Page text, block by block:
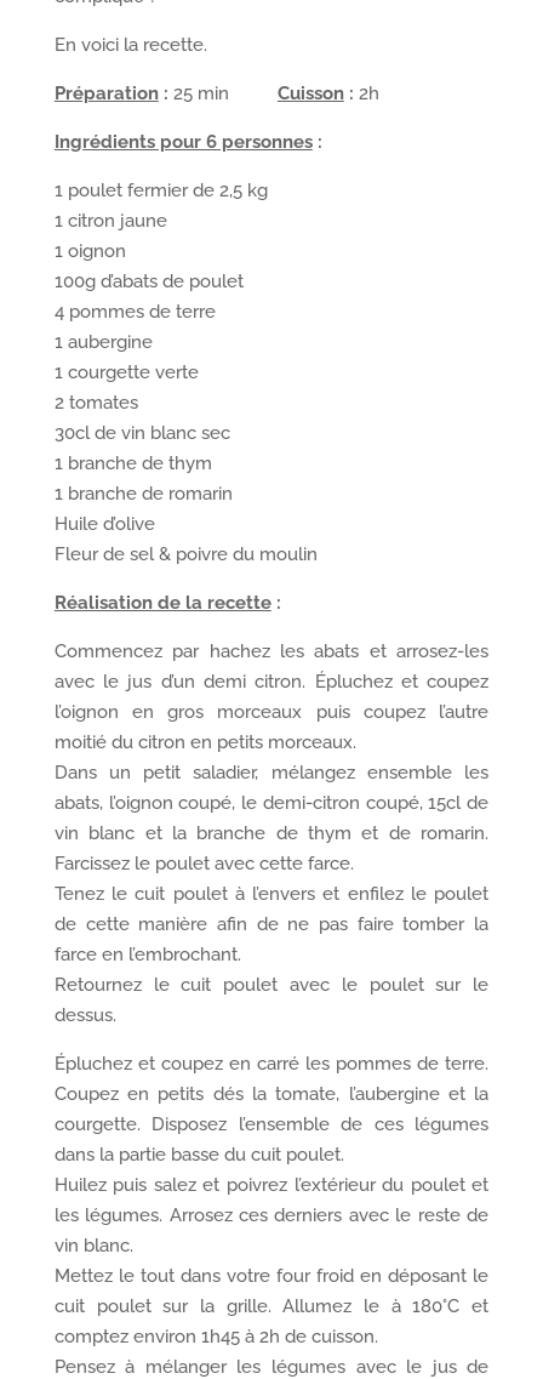
En voici la recette.
Préparation: 25 min Cuisson: 2h
Ingrédients pour 6 personnes:
1 poulet fermier de 2,5 kg
1 citron jaune
1 oignon
100g d’abats de poulet
4 pommes de terre
1 aubergine
1 courgette verte
2 tomates
30cl de vin blanc sec
1 branche de thym
1 branche de romarin
Huile d’olive
Fleur de sel & poivre du moulin
Réalisation de la recette:
Commencez par hachez les abats et arrosez-les
avec le jus d’un demi citron. Épluchez et coupez
l’oignon en gros morceaux puis coupez l’autre
moitié du citron en petits morceaux.
Dans un petit saladier, mélangez ensemble les
abats, l’oignon coupé, le demi-citron coupé, 15cl de
vin blanc et la branche de thym et de romarin.
Farcissez le poulet avec cette farce.
Tenez le cuit poulet à l’envers et enfilez le poulet
de cette manière afin de ne pas faire tomber la
farce en l’embrochant.
Retournez le cuit poulet avec le poulet sur le
dessus.
Épluchez et coupez en carré les pommes de terre.
Coupez en petits dés la tomate, l’aubergine et la
courgette. Disposez l’ensemble de ces légumes
dans la partie basse du cuit poulet.
Huilez puis salez et poivrez l’extérieur du poulet et
les légumes. Arrosez ces derniers avec le reste de
vin blanc.
Mettez le tout dans votre four froid en déposant le
cuit poulet sur la grille. Allumez le à 180°C et
comptez environ 1h45 à 2h de cuisson.
Pensez à mélanger les légumes avec le jus de